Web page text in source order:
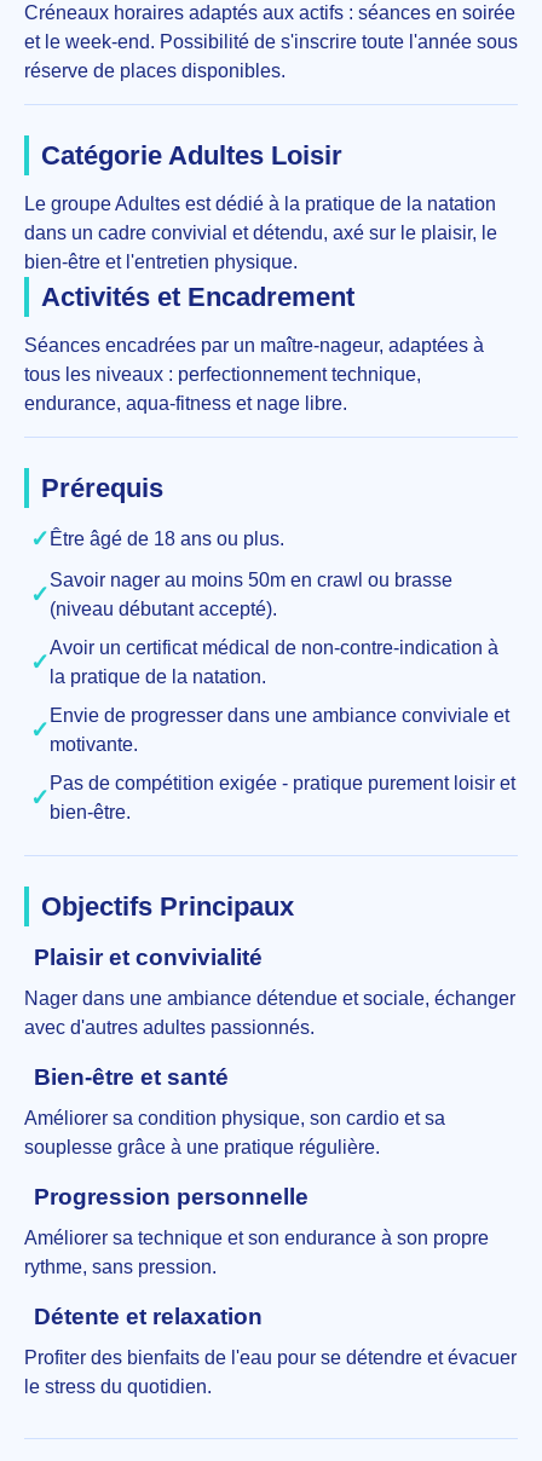
Créneaux horaires adaptés aux actifs : séances en soirée
et le week-end. Possibilité de s'inscrire toute l'année sous
réserve de places disponibles.
Catégorie Adultes Loisir
Le groupe Adultes est dédié à la pratique de la natation
dans un cadre convivial et détendu, axé sur le plaisir, le
bien-être et l'entretien physique.
Activités et Encadrement
Séances encadrées par un maître-nageur, adaptées à
tous les niveaux : perfectionnement technique,
endurance, aqua-fitness et nage libre.
Prérequis
✓ Être âgé de 18 ans ou plus.
✓
Savoir nager au moins 50m en crawl ou brasse
(niveau débutant accepté).
✓
Avoir un certificat médical de non-contre-indication à
la pratique de la natation.
✓
Envie de progresser dans une ambiance conviviale et
motivante.
✓
Pas de compétition exigée - pratique purement loisir et
bien-être.
Objectifs Principaux
Plaisir et convivialité
Nager dans une ambiance détendue et sociale, échanger
avec d'autres adultes passionnés.
Bien-être et santé
Améliorer sa condition physique, son cardio et sa
souplesse grâce à une pratique régulière.
Progression personnelle
Améliorer sa technique et son endurance à son propre
rythme, sans pression.
Détente et relaxation
Profiter des bienfaits de l'eau pour se détendre et évacuer
le stress du quotidien.